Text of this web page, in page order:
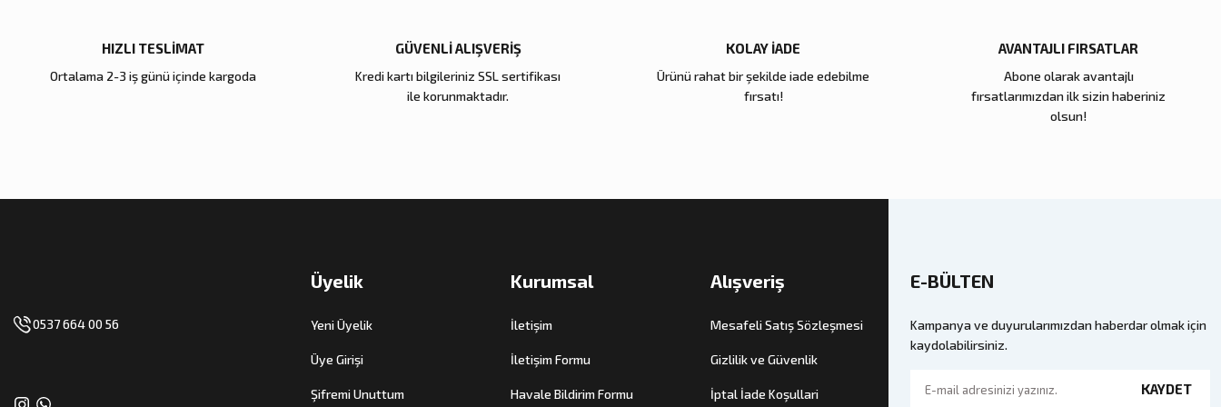
HIZLI TESLİMAT
Ortalama 2-3 iş günü içinde kargoda
GÜVENLİ ALIŞVERİŞ
Kredi kartı bilgileriniz SSL sertifikası
ile korunmaktadır.
KOLAY İADE
Ürünü rahat bir şekilde iade edebilme
fırsatı!
AVANTAJLI FIRSATLAR
Abone olarak avantajlı
fırsatlarımızdan ilk sizin haberiniz
olsun!
0537 664 00 56
Üyelik
Yeni Üyelik
Üye Girişi
Şifremi Unuttum
Kurumsal
İletişim
İletişim Formu
Havale Bildirim Formu
Alışveriş
Mesafeli Satış Sözleşmesi
Gizlilik ve Güvenlik
İptal İade Koşullari
E-BÜLTEN
Kampanya ve duyurularımızdan haberdar olmak için
kaydolabilirsiniz.
KAYDET